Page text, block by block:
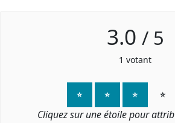
3.0 / 5
1 votant
⭐ ⭐ ⭐ ⭐
Cliquez sur une étoile pour